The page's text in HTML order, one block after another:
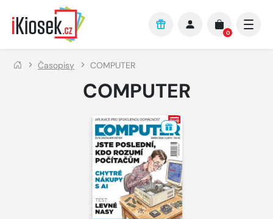
Přejít na hlavní obsah
0
Časopisy COMPUTER
COMPUTER